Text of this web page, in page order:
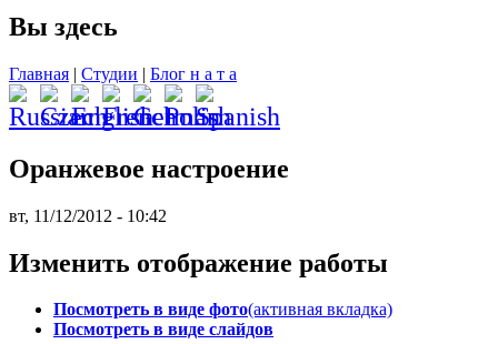
Вы здесь
Главная | Студии | Блог н а т а
Оранжевое настроение
вт, 11/12/2012 - 10:42
Изменить отображение работы
Посмотреть в виде фото(активная вкладка)
Посмотреть в виде слайдов